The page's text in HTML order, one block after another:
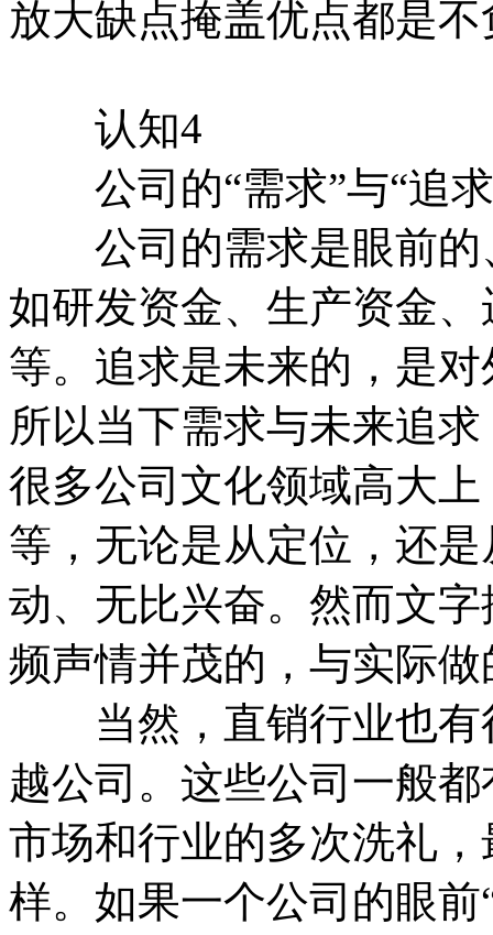
放大缺点掩盖优点都是
认知4
公司的“需求”与“追
公司的需求是眼前的
如研发资金、生产资金
等。追求是未来的，是
所以当下需求与未来追
很多公司文化领域高大
等，无论是从定位，还
动、无比兴奋。然而文
频声情并茂的，与实际
当然，直销行业也有
越公司。这些公司一般
市场和行业的多次洗礼
样。如果一个公司的眼前